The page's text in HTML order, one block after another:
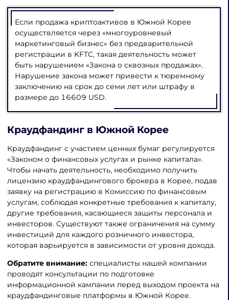
Если продажа криптоактивов в Южной Корее
осуществляется через «многоуровневый
маркетинговый бизнес» без предварительной
регистрации в KFTC, такая деятельность может
быть нарушением «Закона о сквозных продажах».
Нарушение закона может привести к тюремному
заключению на срок до семи лет или штрафу в
размере до 16609 USD.
Краудфандинг в Южной Корее
Краудфандинг с участием ценных бумаг регулируется
«Законом о финансовых услугах и рынке капитала».
Чтобы начать деятельность, необходимо получить
лицензию краудфандингового брокера в Корее, подав
заявку на регистрацию в Комиссию по финансовым
услугам, соблюдая конкретные требования к капиталу,
другие требования, касающиеся защиты персонала и
инвесторов. Существуют также ограничения на сумму
инвестиций для каждого розничного инвестора,
которая варьируется в зависимости от уровня дохода.
Обратите внимание:специалисты нашей компании
проводят консультации по подготовке
информационной кампании перед выходом проекта на
краудфандинговые платформы в Южной Корее.